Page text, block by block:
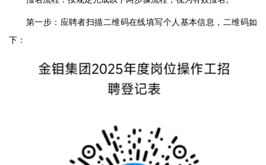
第一步：应聘者扫描二维码在线填写个人基本信息，二维码如
下：